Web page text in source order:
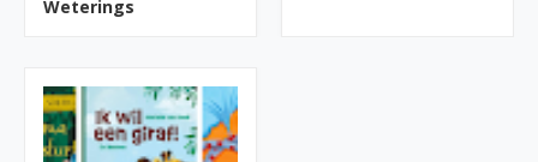
Weterings